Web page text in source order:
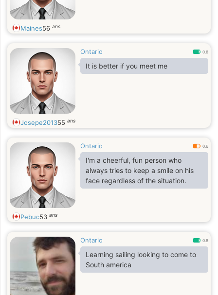
Maines56 ans
Ontario 0.8
It is better if you meet me
Josepe201355 ans
Ontario 0.6
I'm a cheerful, fun person who
always tries to keep a smile on his
face regardless of the situation.
Pebuc53 ans
Ontario 0.8
Learning sailing looking to come to
South america